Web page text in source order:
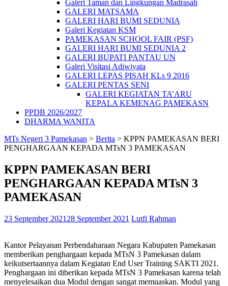
Galeri Taman dan Lingkungan Madrasah
GALERI MATSAMA
GALERI HARI BUMI SEDUNIA
Galeri Kegiatan KSM
PAMEKASAN SCHOOL FAIR (PSF)
GALERI HARI BUMI SEDUNIA 2
GALERI BUPATI PANTAU UN
Galeri Visitasi Adiwiyata
GALERI LEPAS PISAH KLs 9 2016
GALERI PENTAS SENI
GALERI KEGIATAN TA’ARU
KEPALA KEMENAG PAMEKASN
PPDB 2026/2027
DHARMA WANITA
MTs Negeri 3 Pamekasan > Berita > KPPN PAMEKASAN BERI
PENGHARGAAN KEPADA MTsN 3 PAMEKASAN
KPPN PAMEKASAN BERI
PENGHARGAAN KEPADA MTsN 3
PAMEKASAN
23 September 2021 28 September 2021 Lutfi Rahman
Kantor Pelayanan Perbendaharaan Negara Kabupaten Pamekasan
memberikan penghargaan kepada MTsN 3 Pamekasan dalam
keikutsertaannya dalam Kegiatan End User Training SAKTI 2021.
Penghargaan ini diberikan kepada MTsN 3 Pamekasan karena telah
menyelesaikan dua Modul dengan sangat memuaskan. Modul yang